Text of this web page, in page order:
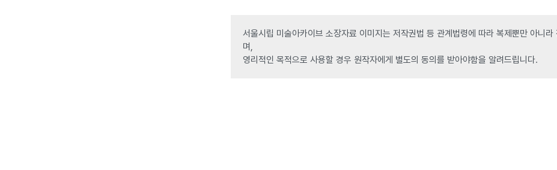
서울시립 미술아카이브 소장자료 이미지는 저작권법 등 관계법령에 따라 복제뿐만 아니
며,
영리적인 목적으로 사용할 경우 원작자에게 별도의 동의를 받아야함을 알려드립니다.